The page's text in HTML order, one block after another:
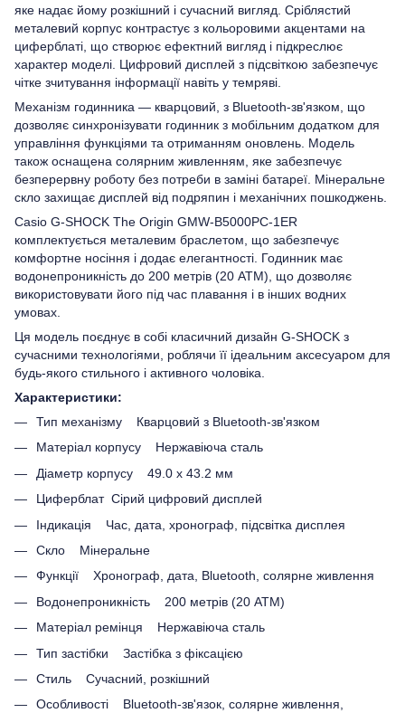
яке надає йому розкішний і сучасний вигляд. Сріблястий
металевий корпус контрастує з кольоровими акцентами на
циферблаті, що створює ефектний вигляд і підкреслює
характер моделі. Цифровий дисплей з підсвіткою забезпечує
чітке зчитування інформації навіть у темряві.
Механізм годинника — кварцовий, з Bluetooth-зв'язком, що
дозволяє синхронізувати годинник з мобільним додатком для
управління функціями та отриманням оновлень. Модель
також оснащена солярним живленням, яке забезпечує
безперервну роботу без потреби в заміні батареї. Мінеральне
скло захищає дисплей від подряпин і механічних пошкоджень.
Casio G-SHOCK The Origin GMW-B5000PC-1ER
комплектується металевим браслетом, що забезпечує
комфортне носіння і додає елегантності. Годинник має
водонепроникність до 200 метрів (20 ATM), що дозволяє
використовувати його під час плавання і в інших водних
умовах.
Ця модель поєднує в собі класичний дизайн G-SHOCK з
сучасними технологіями, роблячи її ідеальним аксесуаром для
будь-якого стильного і активного чоловіка.
Характеристики:
Тип механізму Кварцовий з Bluetooth-зв'язком
Матеріал корпусу Нержавіюча сталь
Діаметр корпусу 49.0 x 43.2 мм
Циферблат Сірий цифровий дисплей
Індикація Час, дата, хронограф, підсвітка дисплея
Скло Мінеральне
Функції Хронограф, дата, Bluetooth, солярне живлення
Водонепроникність 200 метрів (20 ATM)
Матеріал ремінця Нержавіюча сталь
Тип застібки Застібка з фіксацією
Стиль Сучасний, розкішний
Особливості Bluetooth-зв'язок, солярне живлення,